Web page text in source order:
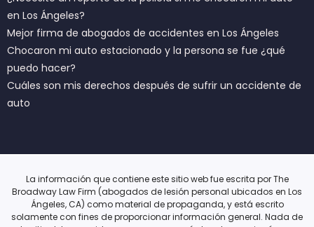
en Los Ángeles?
Mejor firma de abogados de accidentes en Los Ángeles
Chocaron mi auto estacionado y la persona se fue ¿qué
puedo hacer?
Cuáles son mis derechos después de sufrir un accidente de
auto
La información que contiene este sitio web fue escrita por The
Broadway Law Firm (abogados de lesión personal ubicados en Los
Ángeles, CA) como material de propaganda, y está escrito
solamente con fines de proporcionar información general. Nada de